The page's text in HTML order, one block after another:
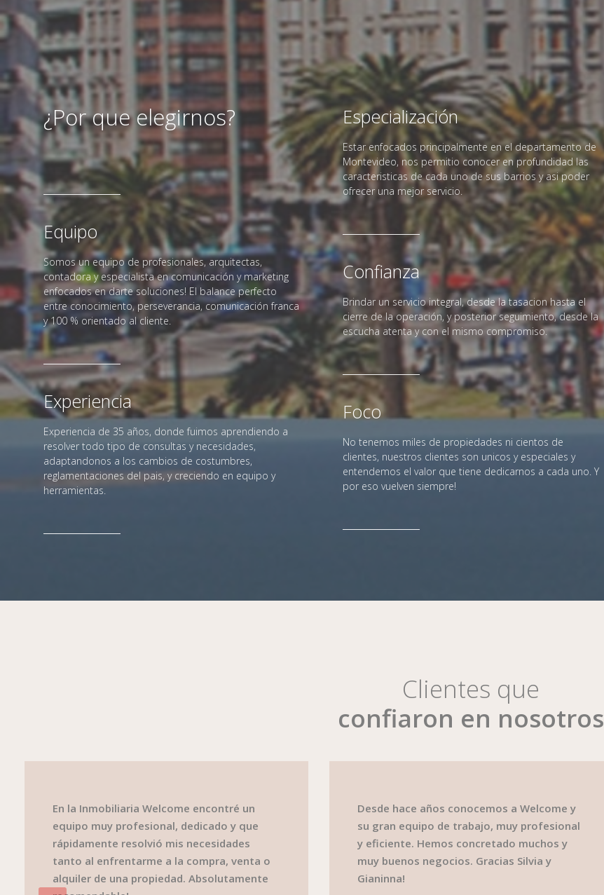
¿Por que elegirnos?
Equipo
Somos un equipo de profesionales, arquitectas,
contadora y especialista en comunicación y marketing
enfocados en darte soluciones! El balance perfecto
entre conocimiento, perseverancia, comunicación franca
y 100 % orientado al cliente.
Experiencia
Experiencia de 35 años, donde fuimos aprendiendo a
resolver todo tipo de consultas y necesidades,
adaptandonos a los cambios de costumbres,
reglamentaciones del pais, y creciendo en equipo y
herramientas.
Especialización
Estar enfocados principalmente en el departamento de
Montevideo, nos permitio conocer en profundidad las
caracteristicas de cada uno de sus barrios y asi poder
ofrecer una mejor servicio.
Confianza
Brindar un servicio integral, desde la tasacion hasta el
cierre de la operación, y posterior seguimiento, desde la
escucha atenta y con el mismo compromiso.
Foco
No tenemos miles de propiedades ni cientos de
clientes, nuestros clientes son unicos y especiales y
entendemos el valor que tiene dedicarnos a cada uno. Y
por eso vuelven siempre!
Clientes que
confiaron en nosotros
En la Inmobiliaria Welcome encontré un
equipo muy profesional, dedicado y que
rápidamente resolvió mis necesidades
tanto al enfrentarme a la compra, venta o
alquiler de una propiedad. Absolutamente
Desde hace años conocemos a Welcome y
su gran equipo de trabajo, muy profesional
y eficiente. Hemos concretado muchos y
muy buenos negocios. Gracias Silvia y
Gianinna!